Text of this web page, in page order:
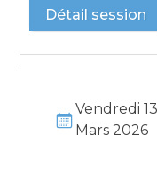
Détail session
Vendredi 13
Mars 2026